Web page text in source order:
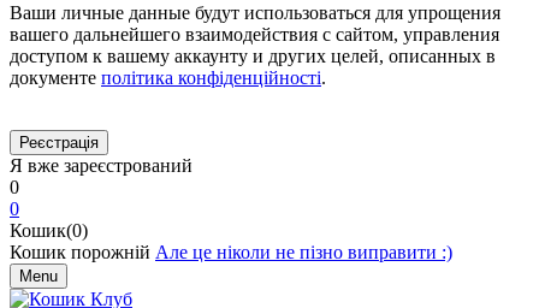
Ваши личные данные будут использоваться для упрощения
вашего дальнейшего взаимодействия с сайтом, управления
доступом к вашему аккаунту и других целей, описанных в
документе політика конфіденційності.
Я вже зареєстрований
0
0
Кошик(0)
Кошик порожній Але це ніколи не пізно виправити :)
Menu